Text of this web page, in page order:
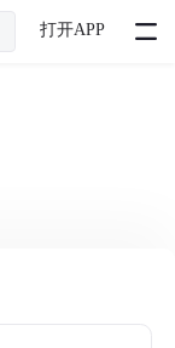
打开APP